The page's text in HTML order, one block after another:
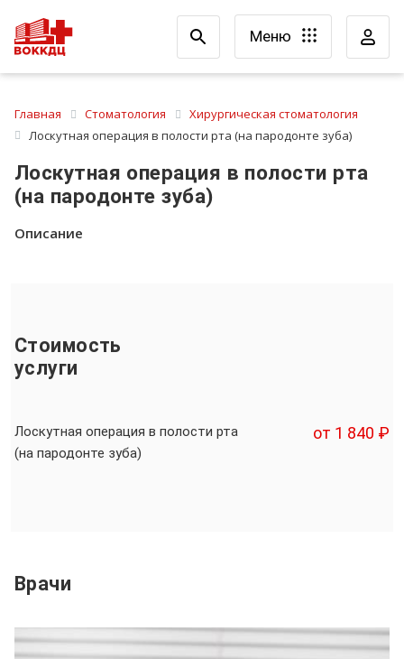
Меню
Главная Стоматология
Хирургическая стоматология
Лоскутная операция в полости рта (на пародонте зуба)
Лоскутная операция в полости рта
(на пародонте зуба)
Описание
Стоимость
услуги
Лоскутная операция в полости рта
(на пародонте зуба)
от 1 840 ₽
Врачи